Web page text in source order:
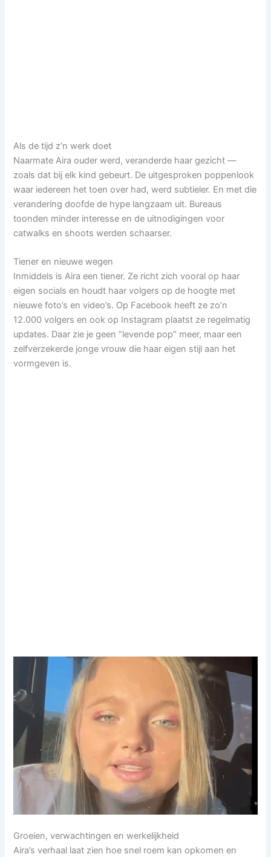
Als de tijd z’n werk doet
Naarmate Aira ouder werd, veranderde haar gezicht —
zoals dat bij elk kind gebeurt. De uitgesproken poppenlook
waar iedereen het toen over had, werd subtieler. En met die
verandering doofde de hype langzaam uit. Bureaus
toonden minder interesse en de uitnodigingen voor
catwalks en shoots werden schaarser.
Tiener en nieuwe wegen
Inmiddels is Aira een tiener. Ze richt zich vooral op haar
eigen socials en houdt haar volgers op de hoogte met
nieuwe foto’s en video’s. Op Facebook heeft ze zo’n
12.000 volgers en ook op Instagram plaatst ze regelmatig
updates. Daar zie je geen “levende pop” meer, maar een
zelfverzekerde jonge vrouw die haar eigen stijl aan het
vormgeven is.
Groeien, verwachtingen en werkelijkheid
Aira’s verhaal laat zien hoe snel roem kan opkomen en